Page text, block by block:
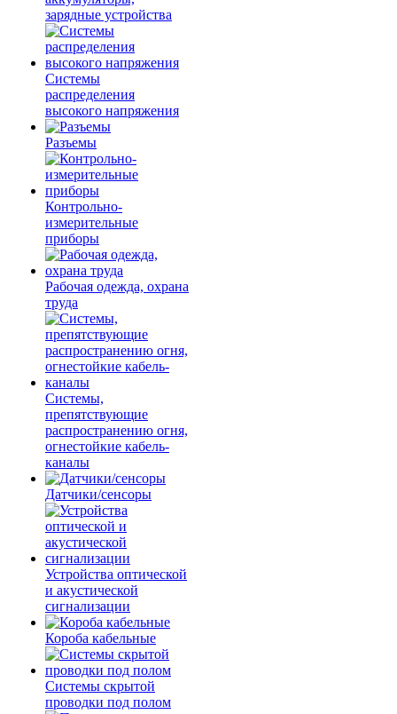
зарядные устройства
Системы
распределения
высокого напряжения
Разъемы
Контрольно-
измерительные
приборы
Рабочая одежда, охрана
труда
Системы,
препятствующие
распространению огня,
огнестойкие кабель-
каналы
Датчики/сенсоры
Устройства оптической
и акустической
сигнализации
Короба кабельные
Системы скрытой
проводки под полом